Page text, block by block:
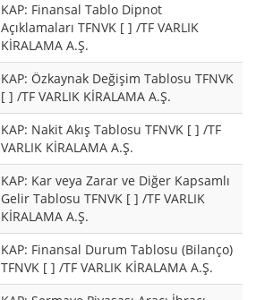
KAP: Finansal Tablo Dipnot
Açıklamaları TFNVK [ ] /TF VARLIK
KİRALAMA A.Ş.
KAP: Özkaynak Değişim Tablosu TFNVK
[ ] /TF VARLIK KİRALAMA A.Ş.
KAP: Nakit Akış Tablosu TFNVK [ ] /TF
VARLIK KİRALAMA A.Ş.
KAP: Kar veya Zarar ve Diğer Kapsamlı
Gelir Tablosu TFNVK [ ] /TF VARLIK
KİRALAMA A.Ş.
KAP: Finansal Durum Tablosu (Bilanço)
TFNVK [ ] /TF VARLIK KİRALAMA A.Ş.